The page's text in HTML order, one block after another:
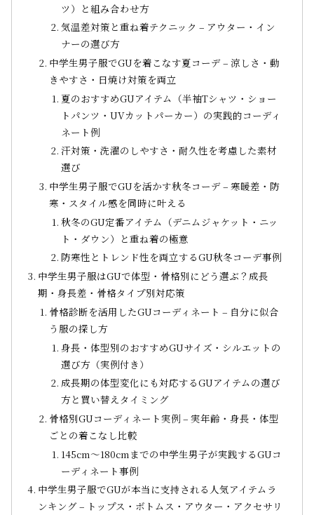
ツ）と組み合わせ方
気温差対策と重ね着テクニック – アウター・イン
ナーの選び方
中学生男子服でGUを着こなす夏コーデ – 涼しさ・動
きやすさ・日焼け対策を両立
夏のおすすめGUアイテム（半袖Tシャツ・ショー
トパンツ・UVカットパーカー）の実践的コーディ
ネート例
汗対策・洗濯のしやすさ・耐久性を考慮した素材
選び
中学生男子服でGUを活かす秋冬コーデ – 寒暖差・防
寒・スタイル感を同時に叶える
秋冬のGU定番アイテム（デニムジャケット・ニッ
ト・ダウン）と重ね着の極意
防寒性とトレンド性を両立するGU秋冬コーデ事例
中学生男子服はGUで体型・骨格別にどう選ぶ？成長
期・身長差・骨格タイプ別対応策
骨格診断を活用したGUコーディネート – 自分に似合
う服の探し方
身長・体型別のおすすめGUサイズ・シルエットの
選び方（実例付き）
成長期の体型変化にも対応するGUアイテムの選び
方と買い替えタイミング
骨格別GUコーディネート実例 – 実年齢・身長・体型
ごとの着こなし比較
145cm〜180cmまでの中学生男子が実践するGUコ
ーディネート事例
中学生男子服でGUが本当に支持される人気アイテムラ
ンキング – トップス・ボトムス・アウター・アクセサリ